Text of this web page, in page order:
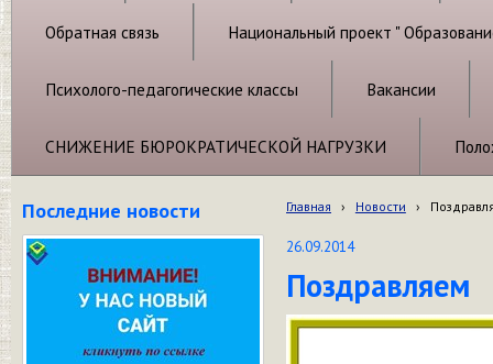
Обратная связь Национальный проект "
Психолого-педагогические классы Вакансии
СНИЖЕНИЕ БЮРОКРАТИЧЕСКОЙ НАГРУЗКИ
Последние новости Главная › Новости ›
26.09.2014
Поздравляем